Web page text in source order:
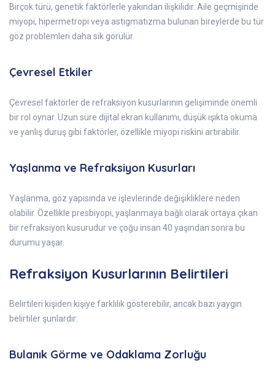
Birçok türü, genetik faktörlerle yakından ilişkilidir. Aile geçmişinde
miyopi, hipermetropi veya astigmatizma bulunan bireylerde bu tür
göz problemleri daha sık görülür.
Çevresel Etkiler
Çevresel faktörler de refraksiyon kusurlarının gelişiminde önemli
bir rol oynar. Uzun süre dijital ekran kullanımı, düşük ışıkta okuma
ve yanlış duruş gibi faktörler, özellikle miyopi riskini artırabilir.
Yaşlanma ve Refraksiyon Kusurları
Yaşlanma, göz yapısında ve işlevlerinde değişikliklere neden
olabilir. Özellikle presbiyopi, yaşlanmaya bağlı olarak ortaya çıkan
bir refraksiyon kusurudur ve çoğu insan 40 yaşından sonra bu
durumu yaşar.
Refraksiyon Kusurlarının Belirtileri
Belirtileri kişiden kişiye farklılık gösterebilir, ancak bazı yaygın
belirtiler şunlardır:
Bulanık Görme ve Odaklama Zorluğu